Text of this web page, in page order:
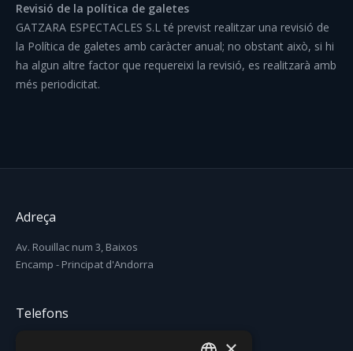
Revisió de la política de galetes
GATZARA ESPECTACLES S.L té previst realitzar una revisió de
la Política de galetes amb caràcter anual; no obstant això, si hi
ha algun altre factor que requereixi la revisió, es realitzarà amb
més periodicitat.
Adreça
Av. Rouillac num 3, Baixos
Encamp - Principat d'Andorra
Telefons